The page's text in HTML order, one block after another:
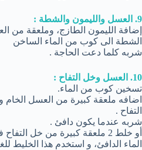
9. العسل والليمون والشطة :
إضافة الليمون الطازج، وملعقة
الشطة الى كوب من الماء الساخن
شربه كلما دعت الحاجة .
10. العسل وخل التفاح :
تسخين كوب من الماء.
اضافه ملعقة كبيرة من العسل
التفاح .
شربه عندما يكون دافئ .
أو خلط 2 ملعقة كبيرة من خل
الماء الدافئ، و استخدم هذا الخليط